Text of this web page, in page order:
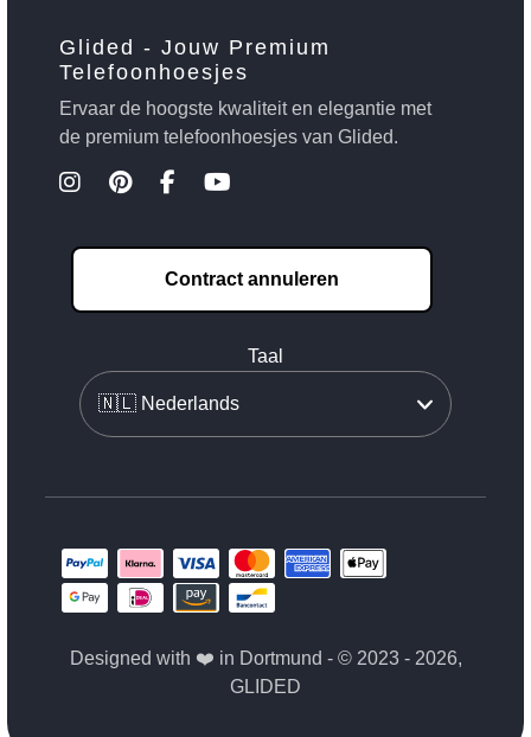
Glided - Jouw Premium
Telefoonhoesjes
Ervaar de hoogste kwaliteit en elegantie met
de premium telefoonhoesjes van Glided.
Contract annuleren
Taal
Designed with ❤️ in Dortmund - © 2023 - 2026,
GLIDED